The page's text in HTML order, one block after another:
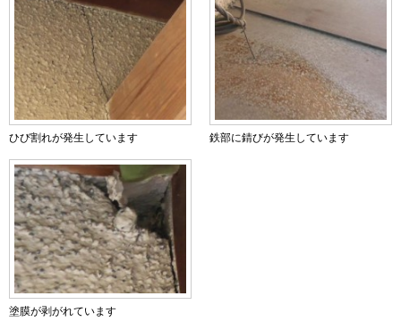
ひび割れが発生しています 鉄部に錆びが発生しています
塗膜が剥がれています